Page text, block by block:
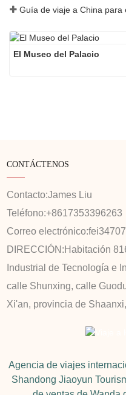
El Museo del Palacio
CONTÁCTENOS
Contacto:James Liu
Teléfono:+8617353396263
Correo electrónico:
DIRECCIÓN: Habitación
Industrial de Tecnología e
calle Shunxing, calle
Xi'an, provincia de
Agencia de viajes
Shandong Jiaoyun